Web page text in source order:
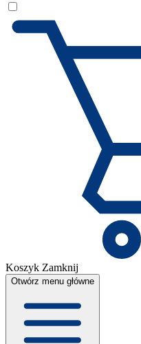
Koszyk Zamknij
Otwórz menu główne